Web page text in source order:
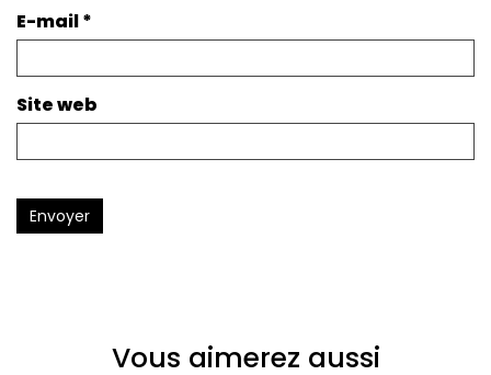
E-mail*
Site web
Envoyer
Vous aimerez aussi